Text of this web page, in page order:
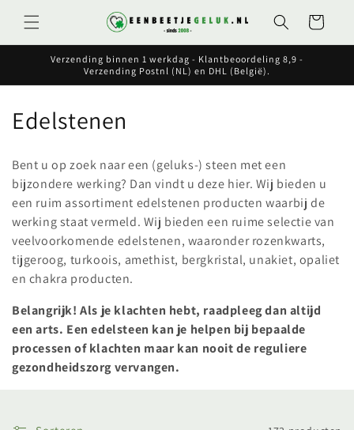
naar de
content
Winkelwagen
Verzending binnen 1 werkdag - Klantbeoordeling 8,9 -
Verzending Postnl (NL) en DHL (België).
C
l
l
e
c
t
i
e
Edelstenen
Bent u op zoek naar een (geluks-) steen met een
bijzondere werking? Dan vindt u deze hier. Wij bieden u
een ruim assortiment edelstenen producten waarbij de
werking staat vermeld. Wij bieden een ruime selectie van
veelvoorkomende edelstenen, waaronder rozenkwarts,
tijgeroog, turkoois, amethist, bergkristal, unakiet, opaliet
en chakra producten.
Belangrijk! Als je klachten hebt, raadpleeg dan altijd
een arts. Een edelsteen kan je helpen bij bepaalde
processen of klachten maar kan nooit de reguliere
gezondheidszorg vervangen.